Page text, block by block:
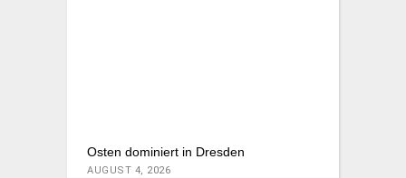
Osten dominiert in Dresden
AUGUST 4, 2026